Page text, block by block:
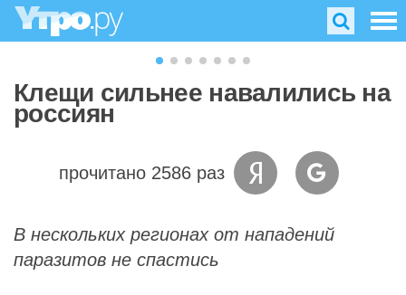
Клещи сильнее навалились на
россиян
прочитано 2586 раз
В нескольких регионах от нападений
паразитов не спастись